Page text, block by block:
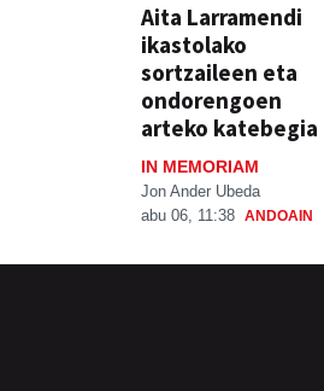
Aita Larramendi
ikastolako
sortzaileen eta
ondorengoen
arteko katebegia
IN MEMORIAM
Jon Ander Ubeda
abu 06, 11:38 ANDOAIN